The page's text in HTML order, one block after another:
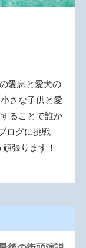
愛息と愛犬の
さな子供と愛
ることで誰か
ログに挑戦
張ります！